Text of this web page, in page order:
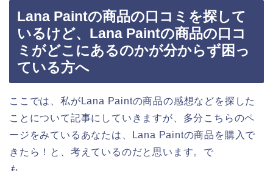
Lana Paintの商品の口コミを探して
いるけど、Lana Paintの商品の口コ
ミがどこにあるのかが分からず困っ
ている方へ
ここでは、私がLana Paintの商品の感想などを探した
ことについて記事にしていきますが、多分こちらのペ
ージをみているあなたは、Lana Paintの商品を購入で
きたら！と、考えているのだと思います。で
も、、、。